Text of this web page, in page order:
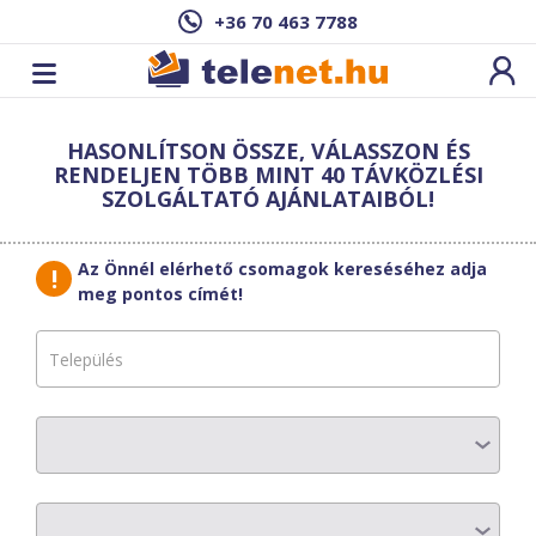
+36 70 463 7788
Ez a csomag sajnos nem elérhető az Ön
címén.Megnézem másik címen!
vissza a szolgáltatásokhoz
2002
AZ ELŐFIZETÉS RÉSZLETEI
HASONLÍTSON ÖSSZE, VÁLASSZON ÉS
RENDELJEN TÖBB MINT 40 TÁVKÖZLÉSI
SZOLGÁLTATÓ AJÁNLATAIBÓL!
Az Önnél elérhető csomagok kereséséhez adja
meg pontos címét!